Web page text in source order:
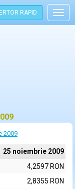
RAPID
2009
25 noiembrie 2009
4,2597 RON
2,8355 RON